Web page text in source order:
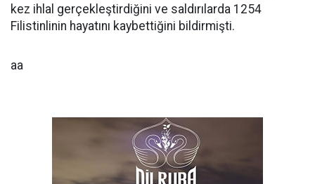
kez ihlal gerçekleştirdiğini ve saldırılarda 1254
Filistinlinin hayatını kaybettiğini bildirmişti.
aa